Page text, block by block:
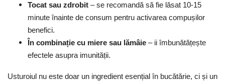
Tocat sau zdrobit –se recomandă să fie lăsat 10-15
minute înainte de consum pentru activarea compușilor
benefici.
În combinație cu miere sau lămâie – ii îmbunătățește
efectele asupra imunității.
Usturoiul nu este doar un ingredient esențial în bucătărie, ci și un